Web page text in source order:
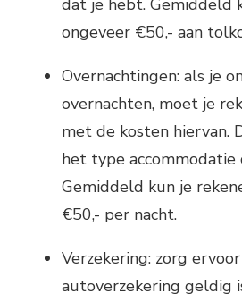
dat je hebt. Gemiddeld
ongeveer €50,- aan
Overnachtingen: als je
overnachten, moet je
met de kosten hiervan.
het type accommodatie
Gemiddeld kun je
€50,- per nacht.
Verzekering: zorg
autoverzekering geldig